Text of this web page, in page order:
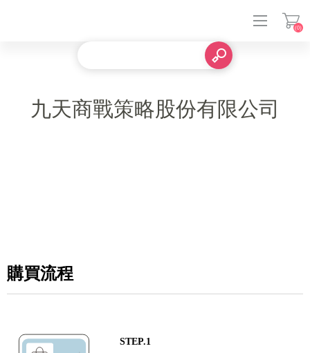
(0)
九天商戰策略股份有限公司
購買流程
STEP.1